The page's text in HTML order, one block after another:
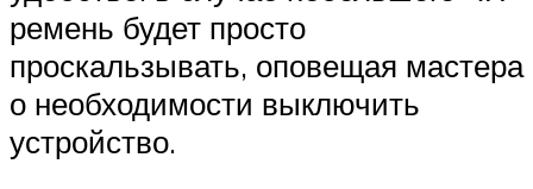
ремень будет просто
проскальзывать, оповещая мастера
о необходимости выключить
устройство.